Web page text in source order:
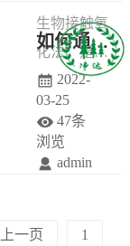
经过好氧曝
气和生物处
理后的水，
由泵通过滤
膜过滤后抽
出。
装置，经过3
—6效蒸发冷
凝的浓缩结
晶过程，分
离为淡化水
(淡化水可能
沸点有机物)
生物接触氧
化法，是主
要利用附着
生长于某些
固体物表面
的微生物(即
有机污水处
如何通过废水处理设备实现水质净化
2022-
03-25
47条
浏览
admin
天然水中含
上一页
1